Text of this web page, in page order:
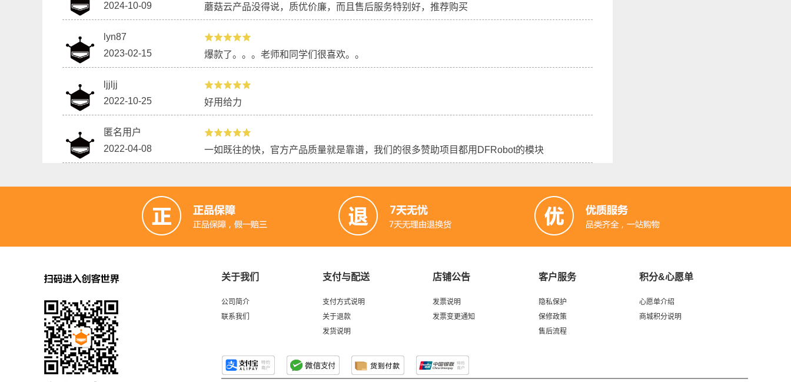
2024-10-09
蘑菇云产品没得说，质优价廉，而且售后服务特别好，推荐购买
lyn87
2023-02-15
爆款了。。。老师和同学们很喜欢。。
ljjljj
2022-10-25
好用给力
匿名用户
2022-04-08
一如既往的快，官方产品质量就是靠谱，我们的很多赞助项目都用DFRobot的模块
关于我们
公司简介
联系我们
支付与配送
支付方式说明
关于退款
发货说明
店铺公告
发票说明
发票变更通知
客户服务
隐私保护
保修政策
售后流程
积分&心愿单
心愿单介绍
商城积分说明